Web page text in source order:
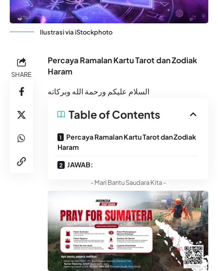
Ilustrasi via iStockphoto
SHARE
Percaya Ramalan Kartu Tarot dan Zodiak
Haram
السلام عليكم ورحمة الله وبركاته
Table of Contents
Percaya Ramalan Kartu Tarot dan Zodiak
Haram
JAWAB:
- Mari Bantu Saudara Kita -